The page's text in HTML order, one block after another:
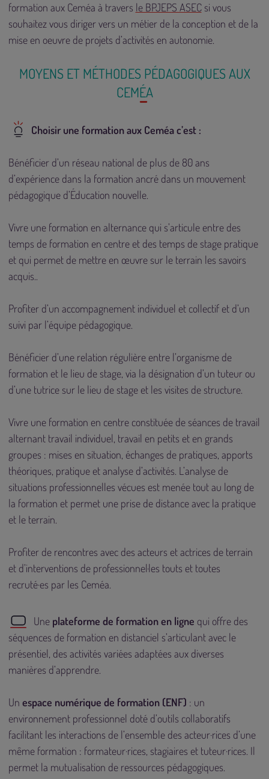
formation aux Ceméa à travers le BPJEPS ASECsi vous
souhaitez vous diriger vers un métier de la conception et de la
mise en oeuvre de projets d’activités en autonomie.
MOYENS ET MÉTHODES PÉDAGOGIQUES AUX
CEMÉA
Choisir une formation aux Ceméa c’est :
Bénéficier d’un réseau national de plus de 80 ans
d’expérience dans la formation ancré dans un mouvement
pédagogique d’Éducation nouvelle.
Vivre une formation en alternance qui s’articule entre des
temps de formation en centre et des temps de stage pratique
et qui permet de mettre en œuvre sur le terrain les savoirs
acquis..
Profiter d’un accompagnement individuel et collectif et d’un
suivi par l’équipe pédagogique.
Bénéficier d’une relation régulière entre l’organisme de
formation et le lieu de stage, via la désignation d’un tuteur ou
d’une tutrice sur le lieu de stage et les visites de structure.
Vivre une formation en centre constituée de séances de travail
alternant travail individuel, travail en petits et en grands
groupes : mises en situation, échanges de pratiques, apports
théoriques, pratique et analyse d’activités. L’analyse de
situations professionnelles vécues est menée tout au long de
la formation et permet une prise de distance avec la pratique
et le terrain.
Profiter de rencontres avec des acteurs et actrices de terrain
et d’interventions de professionnel·les touts et toutes
recruté·es par les Ceméa.
Uneplateforme de formation en ligne qui offre des
séquences de formation en distanciel s’articulant avec le
présentiel, des activités variées adaptées aux diverses
manières d’apprendre.
Un espace numérique de formation (ENF) : un
environnement professionnel doté d’outils collaboratifs
facilitant les interactions de l’ensemble des acteur·rices d’une
même formation : formateur·rices, stagiaires et tuteur·rices. Il
permet la mutualisation de ressources pédagogiques.